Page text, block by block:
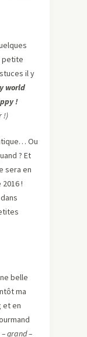
petite
il y
world
!
!)
Ou
? Et
sera en
!
belle
ma
et en
– grand –